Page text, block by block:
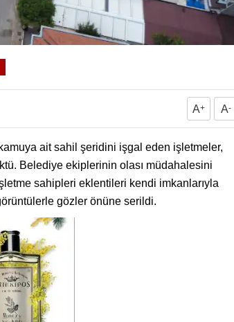
A+ A-
kamuya ait sahil şeridini işgal eden işletmeler,
Belediye ekiplerinin olası müdahalesini
sahipleri eklentileri kendi imkanlarıyla
gözler önüne serildi.